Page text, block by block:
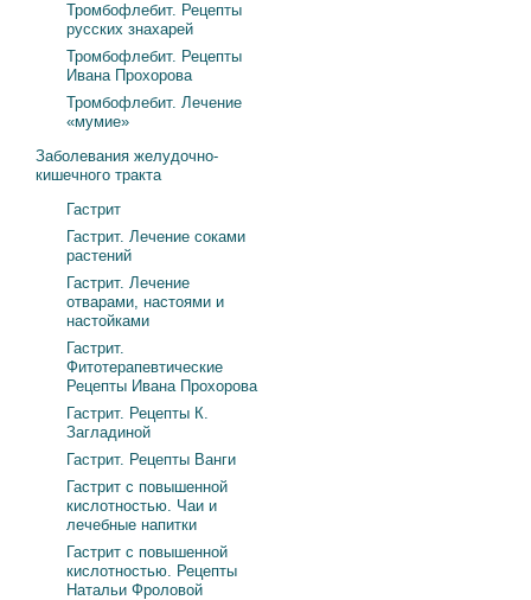
Тромбофлебит. Рецепты
русских знахарей
Тромбофлебит. Рецепты
Ивана Прохорова
Тромбофлебит. Лечение
«мумие»
Заболевания желудочно-
кишечного тракта
Гастрит
Гастрит. Лечение соками
растений
Гастрит. Лечение
отварами, настоями и
настойками
Гастрит.
Фитотерапевтические
Рецепты Ивана Прохорова
Гастрит. Рецепты К.
Загладиной
Гастрит. Рецепты Ванги
Гастрит с повышенной
кислотностью. Чаи и
лечебные напитки
Гастрит с повышенной
кислотностью. Рецепты
Натальи Фроловой